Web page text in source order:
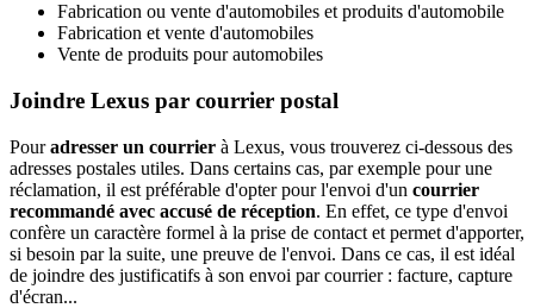
Fabrication ou vente d'automobiles et produits d'automobile
Fabrication et vente d'automobiles
Vente de produits pour automobiles
Joindre Lexus par courrier postal
Pouradresser un courrier à Lexus, vous trouverez ci-dessous des
adresses postales utiles. Dans certains cas, par exemple pour une
réclamation, il est préférable d'opter pour l'envoi d'un courrier
recommandé avec accusé de réception. En effet, ce type d'envoi
confère un caractère formel à la prise de contact et permet d'apporter,
si besoin par la suite, une preuve de l'envoi. Dans ce cas, il est idéal
de joindre des justificatifs à son envoi par courrier : facture, capture
d'écran...